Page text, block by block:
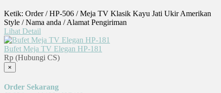
Ketik: Order / HP-506 / Meja TV Klasik Kayu Jati Ukir Amerikan
Style / Nama anda / Alamat Pengiriman
Lihat Detail
Bufet Meja TV Elegan HP-181
Rp (Hubungi CS)
×
Order Sekarang